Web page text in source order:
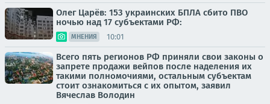
Олег Царёв: 153 украинских БПЛА сбито ПВО
ночью над 17 субъектами РФ:
МНЕНИЯ 10:01
Всего пять регионов РФ приняли свои законы о
запрете продажи вейпов после наделения их
такими полномочиями, остальным субъектам
стоит ознакомиться с их опытом, заявил
Вячеслав Володин